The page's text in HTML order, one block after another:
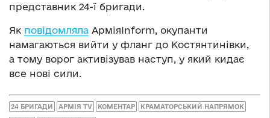
представник 24-ї бригади.
Як повідомляла АрміяInform, окупанти
намагаються вийти у фланг до Костянтинівки,
а тому ворог активізував наступ, у який кидає
все нові сили.
24 БРИГАДИ АРМІЯ TV КОМЕНТАР КРАМАТОРСЬКИЙ НАПРЯМОК